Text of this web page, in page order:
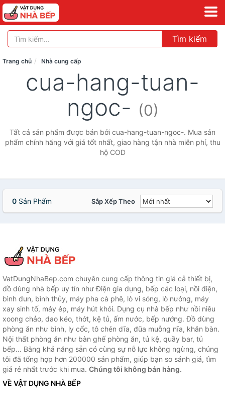
Tìm kiếm
Trang chủ Nhà cung cấp
cua-hang-tuan-
ngoc- (0)
Tất cả sản phẩm được bán bởi cua-hang-tuan-ngoc-. Mua sản
phẩm chính hãng với giá tốt nhất, giao hàng tận nhà miễn phí, thu
hộ COD
0 Sản Phẩm Sắp Xếp Theo
VatDungNhaBep.com chuyên cung cấp thông tin giá cả thiết bị,
đồ dùng nhà bếp uy tín như Điện gia dụng, bếp các loại, nồi điện,
bình đun, bình thủy, máy pha cà phê, lò vi sóng, lò nướng, máy
xay sinh tố, máy ép, máy hút khói. Dụng cụ nhà bếp như nồi niêu
xoong chảo, dao kéo, thớt, kệ tủ, ấm nước, bếp nướng. Đồ dùng
phòng ăn như bình, ly cốc, tô chén dĩa, đũa muỗng nĩa, khăn bàn.
Nội thất phòng ăn như bàn ghế phòng ăn, tủ kệ, quầy bar, tủ
bếp... Bằng khả năng sẵn có cùng sự nỗ lực không ngừng, chúng
tôi đã tổng hợp hơn 200000 sản phẩm, giúp bạn so sánh giá, tìm
giá rẻ nhất trước khi mua. Chúng tôi không bán hàng.
VỀ VẬT DỤNG NHÀ BẾP